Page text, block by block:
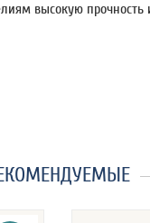
высокую